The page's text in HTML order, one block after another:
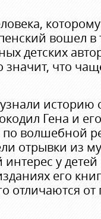
вошел
детских
значит, что
историю
Гена и
по волшебной
отрывки из
у
его
отличаются